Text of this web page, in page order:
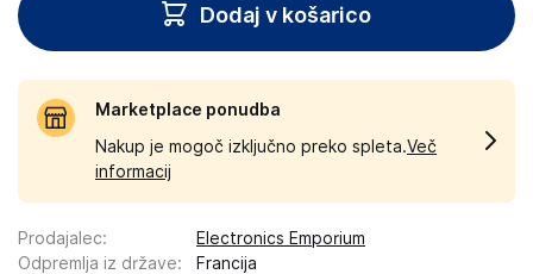
Dodaj v košarico
Marketplace ponudba
Nakup je mogoč izključno preko spleta.Več
informacij
Prodajalec:
Electronics Emporium
Odpremlja iz države:
Francija